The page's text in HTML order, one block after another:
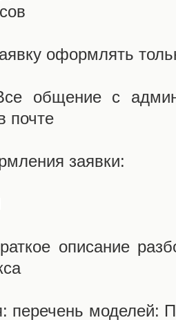
оформлять
общение с
почте
заявки:
описание
перечень моделей: